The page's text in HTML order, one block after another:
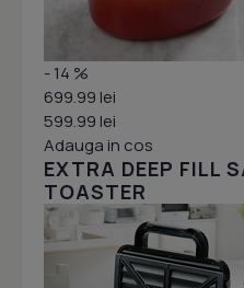
- 14 %
699.99 lei
599.99 lei
Adauga in cos
EXTRA DEEP FILL
TOASTER